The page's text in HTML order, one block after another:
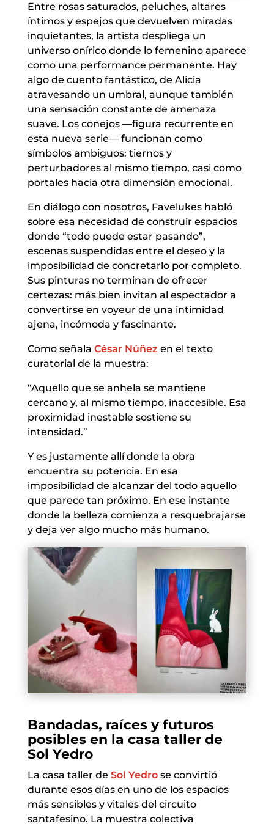
Entre rosas saturados, peluches, altares
íntimos y espejos que devuelven miradas
inquietantes, la artista despliega un
universo onírico donde lo femenino aparece
como una performance permanente. Hay
algo de cuento fantástico, de Alicia
atravesando un umbral, aunque también
una sensación constante de amenaza
suave. Los conejos —figura recurrente en
esta nueva serie— funcionan como
símbolos ambiguos: tiernos y
perturbadores al mismo tiempo, casi como
portales hacia otra dimensión emocional.
En diálogo con nosotros, Favelukes habló
sobre esa necesidad de construir espacios
donde “todo puede estar pasando”,
escenas suspendidas entre el deseo y la
imposibilidad de concretarlo por completo.
Sus pinturas no terminan de ofrecer
certezas: más bien invitan al espectador a
convertirse en voyeur de una intimidad
ajena, incómoda y fascinante.
Como señala César Núñez en el texto
curatorial de la muestra:
“Aquello que se anhela se mantiene
cercano y, al mismo tiempo, inaccesible. Esa
proximidad inestable sostiene su
intensidad.”
Y es justamente allí donde la obra
encuentra su potencia. En esa
imposibilidad de alcanzar del todo aquello
que parece tan próximo. En ese instante
donde la belleza comienza a resquebrajarse
y deja ver algo mucho más humano.
Bandadas, raíces y futuros
posibles en la casa taller de
Sol Yedro
La casa taller de Sol Yedrose convirtió
durante esos días en uno de los espacios
más sensibles y vitales del circuito
santafesino. La muestra colectiva